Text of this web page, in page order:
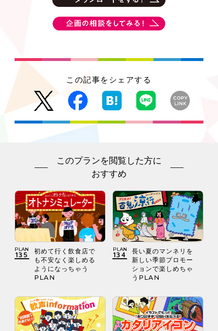
この記事をシェアする
このプランを閲覧した方に
おすすめ
PLAN
135
初めて行く飲食店で
も不安なく楽しめる
ようになっちゃう
PLAN
PLAN
134
長い夏のマンネリを
新しい季節プロモー
ションで楽しめちゃ
うPLAN